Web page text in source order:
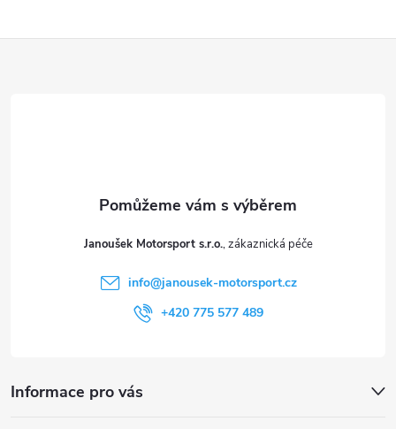
Janoušek Motorsport s.r.o.
info@janousek-motorsport.cz
+420 775 577 489
Informace pro vás